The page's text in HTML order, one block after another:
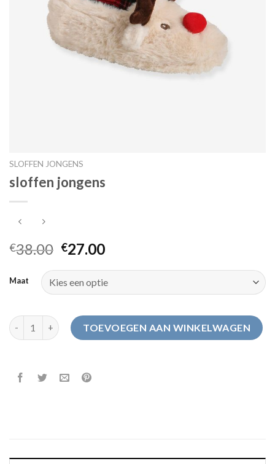
SLOFFEN JONGENS
sloffen jongens
€38.00 €27.00
Maat
sloffen jongens aantalTOEVOEGEN AAN WINKELWAGEN